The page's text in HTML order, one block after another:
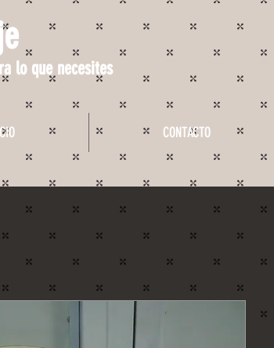
lo que necesites
CONTACTO